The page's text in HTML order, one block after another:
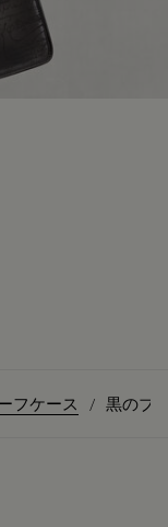
フケース 黒のブ